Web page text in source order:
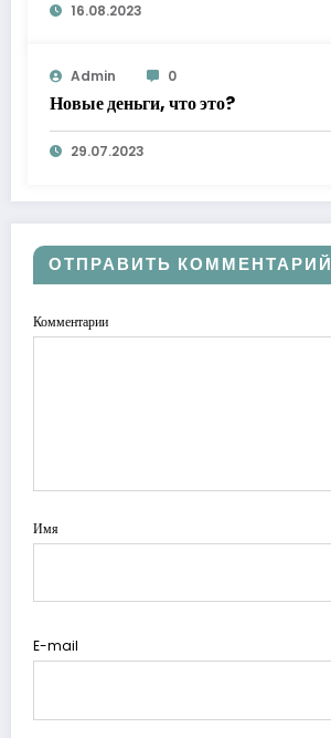
16.08.2023
Admin 0
Новые деньги, что это?
29.07.2023
ОТПРАВИТЬ КОММЕНТАРИЙ
Комментарии
Имя
E-mail